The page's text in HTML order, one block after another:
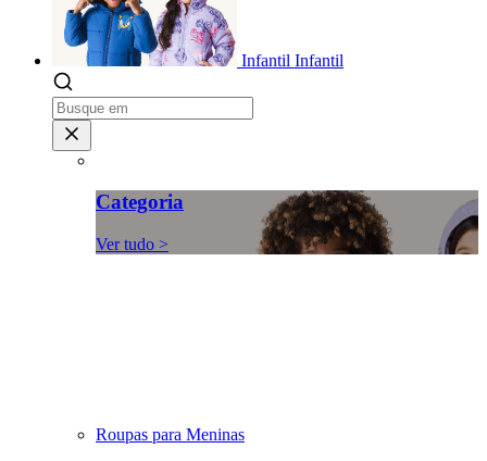
Infantil Infantil
Categoria
Ver tudo >
Roupas para Meninas